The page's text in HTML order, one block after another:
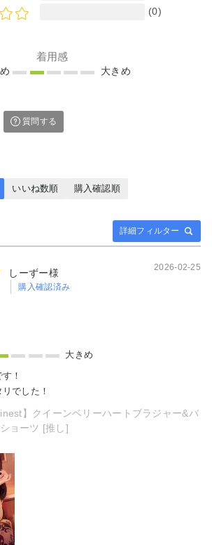
(0)
着用感
大きめ
質問する
詳細フィルター
いいね数順
購入確認順
しーずー様
購入確認済み
2026-02-25
大きめ
！
でした！
】クイーンベリーハートブラジャー&バ
ョーツ [推し]